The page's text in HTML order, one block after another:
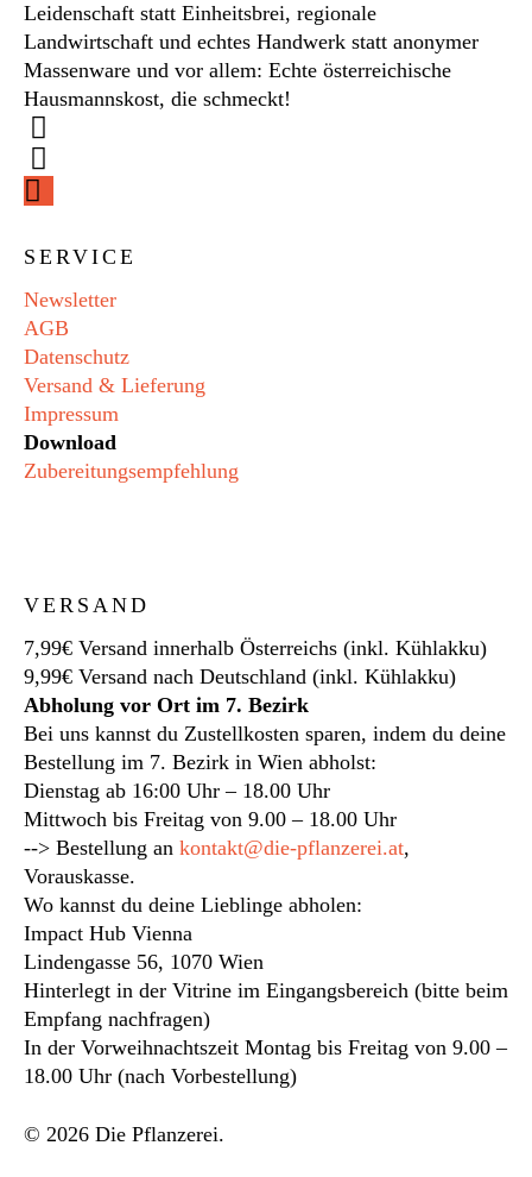
Leidenschaft statt Einheitsbrei, regionale
Landwirtschaft und echtes Handwerk statt anonymer
Massenware und vor allem: Echte österreichische
Hausmannskost, die schmeckt!
SERVICE
Newsletter
AGB
Datenschutz
Versand & Lieferung
Impressum
Download
Zubereitungsempfehlung
VERSAND
7,99€ Versand innerhalb Österreichs (inkl. Kühlakku)
9,99€ Versand nach Deutschland (inkl. Kühlakku)
Abholung vor Ort im 7. Bezirk
Bei uns kannst du Zustellkosten sparen, indem du deine
Bestellung im 7. Bezirk in Wien abholst:
Dienstag ab 16:00 Uhr – 18.00 Uhr
Mittwoch bis Freitag von 9.00 – 18.00 Uhr
--> Bestellung an kontakt@die-pflanzerei.at,
Vorauskasse.
Wo kannst du deine Lieblinge abholen:
Impact Hub Vienna
Lindengasse 56, 1070 Wien
Hinterlegt in der Vitrine im Eingangsbereich (bitte beim
Empfang nachfragen)
In der Vorweihnachtszeit Montag bis Freitag von 9.00 –
18.00 Uhr (nach Vorbestellung)
© 2026 Die Pflanzerei.